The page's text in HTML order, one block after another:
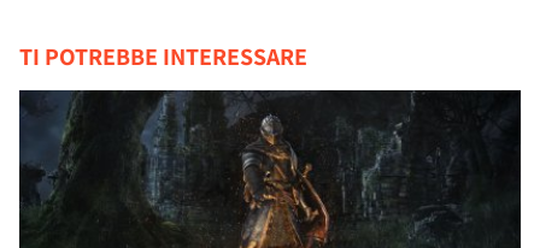
TI POTREBBE INTERESSARE